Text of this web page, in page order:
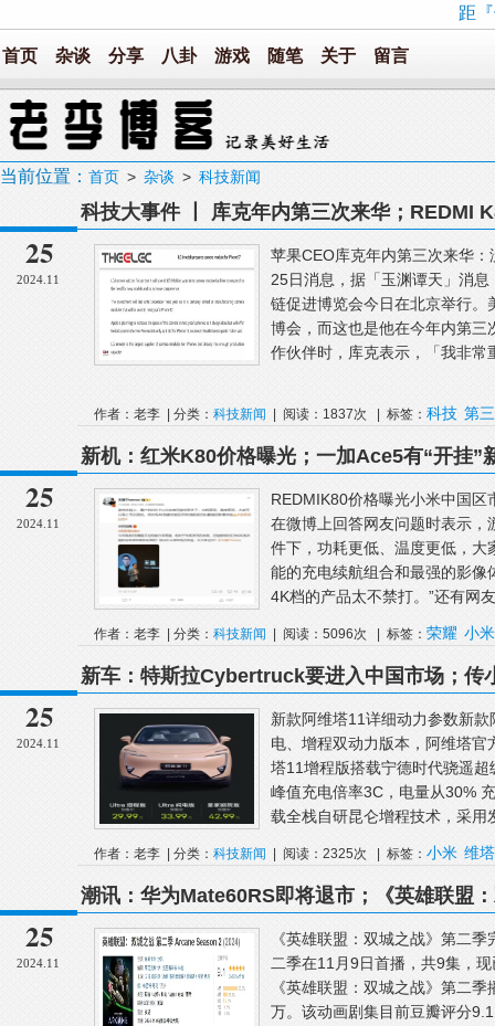
距
首页 杂谈 分享 八卦 游戏 随笔 关于 留言
当前位置： 首页 > 杂谈 > 科技新闻
25
2024.11
科技大事件 丨 库克年内第三次来华；REDMI
苹果CEO库克年内第三次来华
25日消息，据「玉渊谭天」消
链促进博览会今日在北京举行
博会，而这也是他在今年内第
作伙伴时，库克表示，「我非
作者：老李 | 分类： 科技新闻 | 阅读：1837次 | 标签： 科技 第三
25
2024.11
新机：红米K80价格曝光；一加Ace5有“开挂”
品；iQOONeo10搭载蓝厂旗舰同款影像
REDMIK80价格曝光小米中国
在微博上回答网友问题时表示
件下，功耗更低、温度更低，
能的充电续航组合和最强的影像
4K档的产品太不禁打。”还有网
作者：老李 | 分类： 科技新闻 | 阅读：5096次 | 标签： 荣耀 小米
25
2024.11
新车：特斯拉Cybertruck要进入中国市场；传
塔11详细配置；吉利银河星舰7EM-i下个月上市
新款阿维塔11详细动力参数新
电、增程双动力版本，阿维塔
塔11增程版搭载宁德时代骁遥
峰值充电倍率3C，电量从30%
载全栈自研昆仑增程技术，采用
作者：老李 | 分类： 科技新闻 | 阅读：2325次 | 标签： 小米 维塔
25
2024.11
潮讯：华为Mate60RS即将退市；《英雄联盟
鸡将推手机端PC模拟器；日企推出磁吸式网线
《英雄联盟：双城之战》第二
二季在11月9日首播，共9集，
《英雄联盟：双城之战》第二
万。该动画剧集目前豆瓣评分